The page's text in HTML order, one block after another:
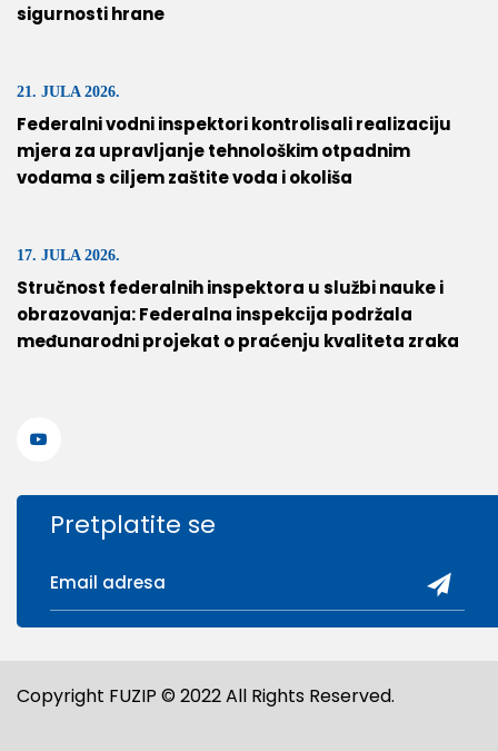
sigurnosti hrane
21. JULA 2026.
Federalni vodni inspektori kontrolisali realizaciju
mjera za upravljanje tehnološkim otpadnim
vodama s ciljem zaštite voda i okoliša
17. JULA 2026.
Stručnost federalnih inspektora u službi nauke i
obrazovanja: Federalna inspekcija podržala
međunarodni projekat o praćenju kvaliteta zraka
Pretplatite se
Copyright FUZIP © 2022 All Rights Reserved.